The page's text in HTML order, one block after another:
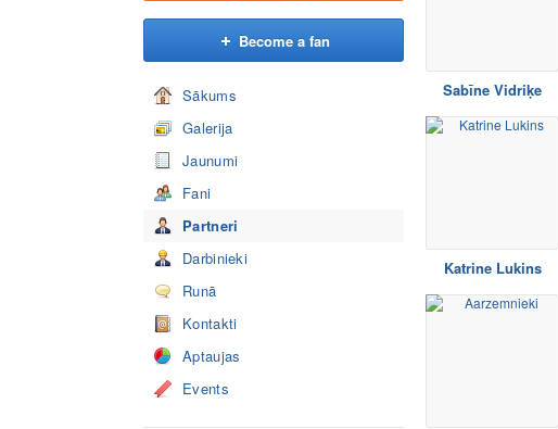
Become a fan
Sākums
Galerija
Jaunumi
Fani
Partneri
Darbinieki
Runā
Kontakti
Aptaujas
Events
Sabīne Vidriķe
Katrine Lukins